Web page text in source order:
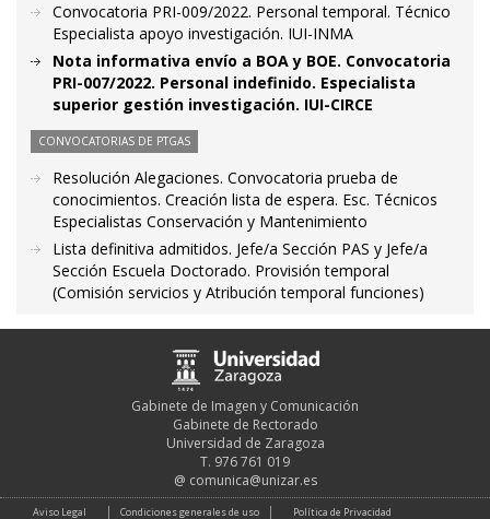
Convocatoria PRI-009/2022. Personal temporal. Técnico
Especialista apoyo investigación. IUI-INMA
Nota informativa envío a BOA y BOE. Convocatoria
PRI-007/2022. Personal indefinido. Especialista
superior gestión investigación. IUI-CIRCE
CONVOCATORIAS DE PTGAS
Resolución Alegaciones. Convocatoria prueba de
conocimientos. Creación lista de espera. Esc. Técnicos
Especialistas Conservación y Mantenimiento
Lista definitiva admitidos. Jefe/a Sección PAS y Jefe/a
Sección Escuela Doctorado. Provisión temporal
(Comisión servicios y Atribución temporal funciones)
Gabinete de Imagen y Comunicación
Gabinete de Rectorado
Universidad de Zaragoza
T. 976 761 019
@ comunica@unizar.es
Aviso Legal Condiciones generales de uso Política de Privacidad